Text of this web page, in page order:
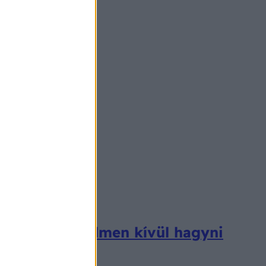
figyelmen kívül hagyni